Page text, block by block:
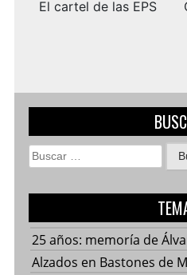
entradas
El cartel de las EPS
Buscar:
25 años: memoría de
Alzados en Bastones de